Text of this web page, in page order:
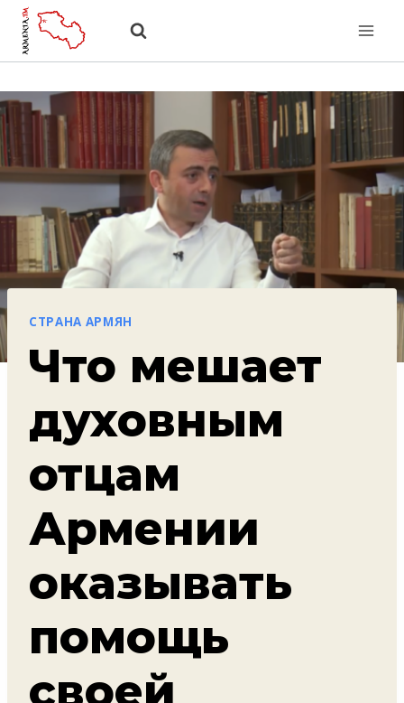
Перейти
СТРАНА АРМЯН
Что мешает
духовным
отцам
Армении
оказывать
помощь
своей